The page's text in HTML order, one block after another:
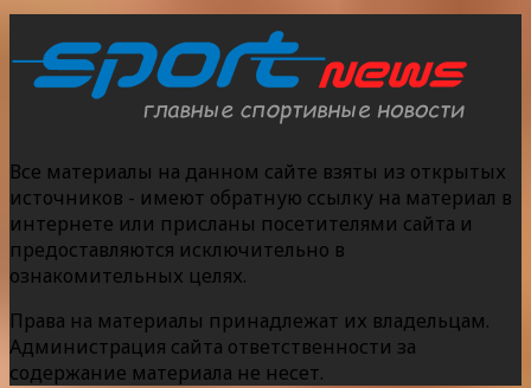
Все материалы на данном сайте взяты из открытых
источников - имеют обратную ссылку на материал в
интернете или присланы посетителями сайта и
предоставляются исключительно в
ознакомительных целях.
Права на материалы принадлежат их владельцам.
Администрация сайта ответственности за
содержание материала не несет.